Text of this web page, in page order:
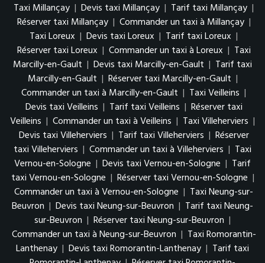
Taxi Millançay | Devis taxi Millançay | Tarif taxi Millançay |
Réserver taxi Millançay | Commander un taxi à Millançay |
Taxi Loreux | Devis taxi Loreux | Tarif taxi Loreux |
Réserver taxi Loreux | Commander un taxi à Loreux | Taxi
Marcilly-en-Gault | Devis taxi Marcilly-en-Gault | Tarif taxi
Marcilly-en-Gault | Réserver taxi Marcilly-en-Gault |
Commander un taxi à Marcilly-en-Gault | Taxi Veilleins |
Devis taxi Veilleins | Tarif taxi Veilleins | Réserver taxi
Veilleins | Commander un taxi à Veilleins | Taxi Villeherviers |
Devis taxi Villeherviers | Tarif taxi Villeherviers | Réserver
taxi Villeherviers | Commander un taxi à Villeherviers | Taxi
Vernou-en-Sologne | Devis taxi Vernou-en-Sologne | Tarif
taxi Vernou-en-Sologne | Réserver taxi Vernou-en-Sologne |
Commander un taxi à Vernou-en-Sologne | Taxi Neung-sur-
Beuvron | Devis taxi Neung-sur-Beuvron | Tarif taxi Neung-
sur-Beuvron | Réserver taxi Neung-sur-Beuvron |
Commander un taxi à Neung-sur-Beuvron | Taxi Romorantin-
Lanthenay | Devis taxi Romorantin-Lanthenay | Tarif taxi